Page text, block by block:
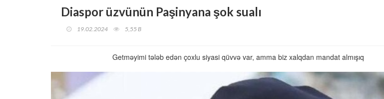
Diaspor üzvünün Paşinyana şok sualı
19.02.2024 5,55 B
Getməyimi tələb edən çoxlu siyasi qüvvə var, amma biz xalqdan mandat almışıq